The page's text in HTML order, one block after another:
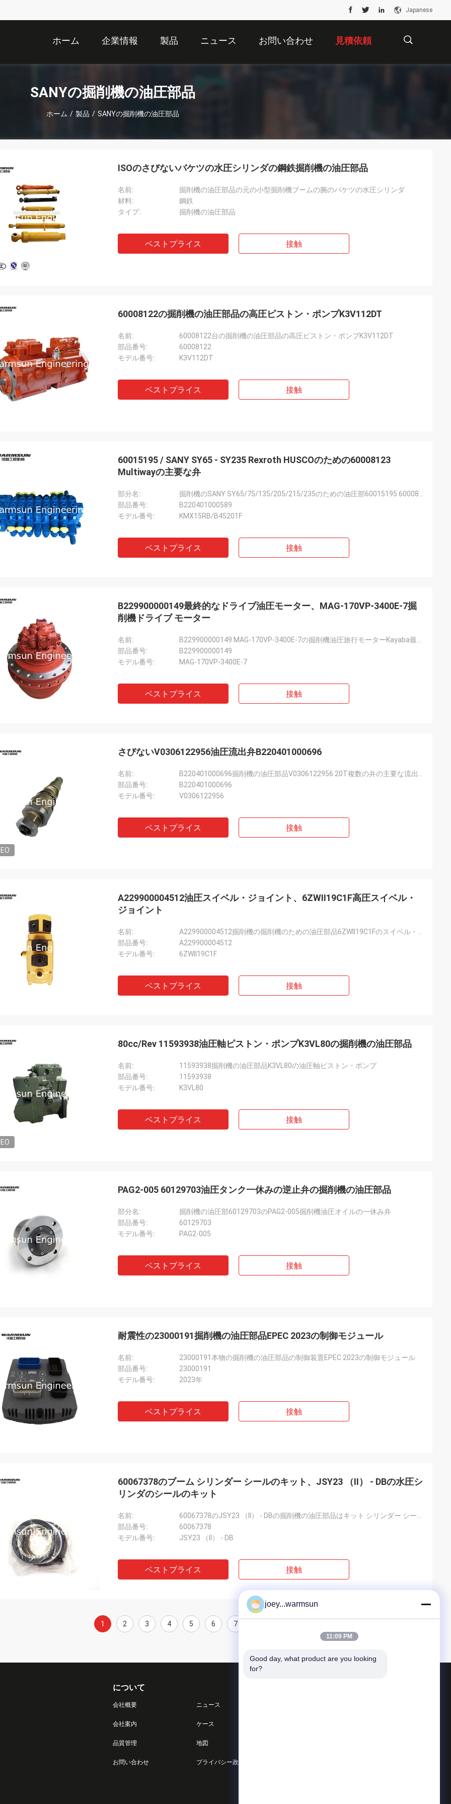
Japanese
ホーム 企業情報 製品 ニュース お問い合わせ 見積依頼
SANYの掘削機の油圧部品
ホーム / 製品 / SANYの掘削機の油圧部品
ミハエル
い経験を買う。元の100%は部品
。
ISOのさびないバケツの水圧シリンダの鋼鉄掘削機の油圧部品
名前:
掘削機の油圧部品の元の小型掘削機ブームの腕のバケツの水圧シリンダ
材料:
鋼鉄
タイプ:
掘削機の油圧部品
ベストプライス 接触
60008122の掘削機の油圧部品の高圧ピストン・ポンプK3V112DT
名前:
60008122台の掘削機の油圧部品の高圧ピストン・ポンプK3V112DT
部品番号:
60008122
モデル番号:
K3V112DT
ベストプライス 接触
60015195 / SANY SY65 - SY235 Rexroth HUSCOのための60008123
Multiwayの主要な弁
部分名:
部品番号:
B220401000589
モデル番号:
KMX15RB/B45201F
ベストプライス 接触
B229900000149最終的なドライブ油圧モーター、MAG-170VP-3400E-7掘
削機ドライブ モーター
名前:
部品番号:
B229900000149
モデル番号:
MAG-170VP-3400E-7
ベストプライス 接触
さびないV0306122956油圧流出弁B220401000696
名前:
部品番号:
B220401000696
モデル番号:
V0306122956
ベストプライス 接触
A229900004512油圧スイベル・ジョイント、6ZWII19C1F高圧スイベル・
ジョイント
名前:
部品番号:
A229900004512
モデル番号:
6ZWII19C1F
ベストプライス 接触
80cc/Rev 11593938油圧軸ピストン・ポンプK3VL80の掘削機の油圧部品
名前:
11593938掘削機の油圧部品K3VL80の油圧軸ピストン・ポンプ
部品番号:
11593938
モデル番号:
K3VL80
ベストプライス 接触
PAG2-005 60129703油圧タンク一休みの逆止弁の掘削機の油圧部品
部分名:
掘削機の油圧部60129703のPAG2-005掘削機油圧オイルの一休み弁
部品番号:
60129703
モデル番号:
PAG2-005
ベストプライス 接触
耐震性の23000191掘削機の油圧部品EPEC 2023の制御モジュール
名前:
23000191本物の掘削機の油圧部品の制御装置EPEC 2023の制御モジュール
部品番号:
23000191
モデル番号:
2023年
ベストプライス 接触
60067378のブーム シリンダー シールのキット、JSY23 （II） - DBの水圧シ
リンダのシールのキット
名前:
部品番号:
60067378
モデル番号:
JSY23 （II） - DB
ベストプライス 接触
1 2 3 4 5 6 7
について
会社概要
会社案内
品質管理
お問い合わせ
ニュース
ケース
地図
プライバシー政策
joey...warmsun
11:09 PM
Good day, what product are you looking
for?